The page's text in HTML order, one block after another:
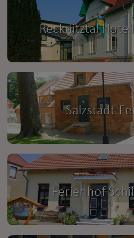
Recknitztal
Salzstadt-
Ferienhof